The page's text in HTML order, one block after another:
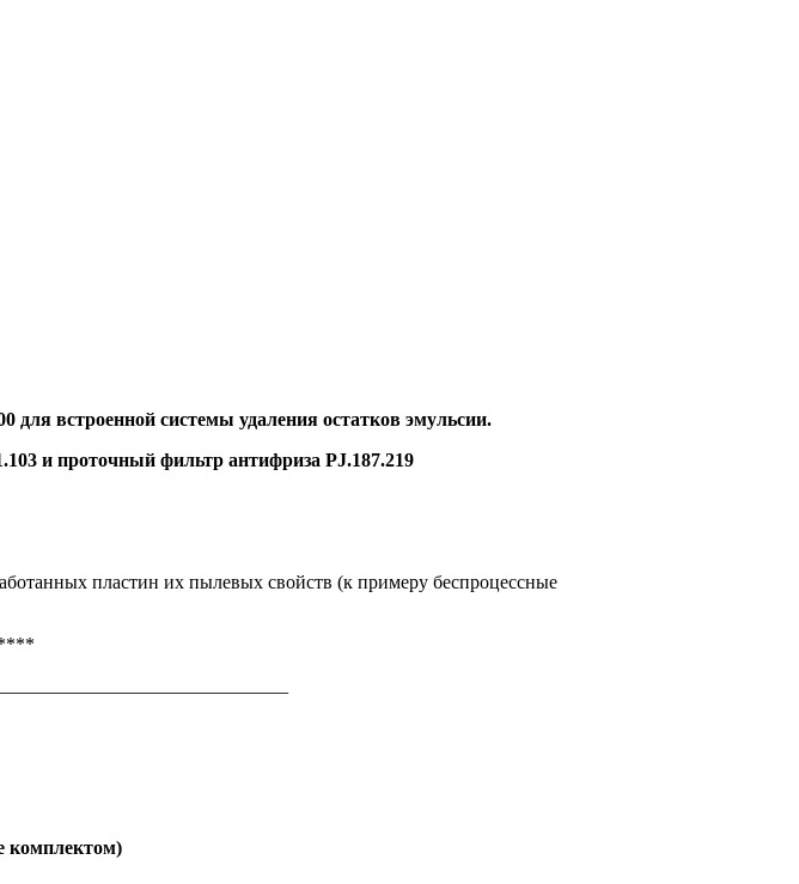
для встроенной системы удаления остатков эмульсии.
и проточный фильтр антифриза PJ.187.219
пластин их пылевых свойств (к примеру беспроцессные